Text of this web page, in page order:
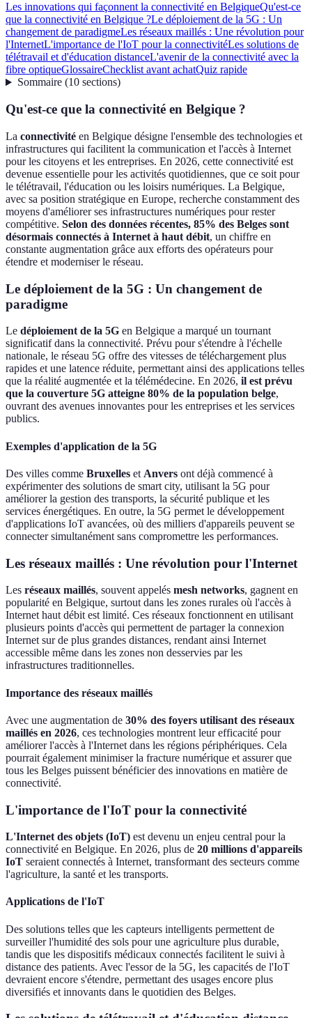
Les innovations qui façonnent la connectivité en BelgiqueQu'est-ce
que la connectivité en Belgique ?Le déploiement de la 5G : Un
changement de paradigmeLes réseaux maillés : Une révolution pour
l'InternetL'importance de l'IoT pour la connectivitéLes solutions de
télétravail et d'éducation distanceL'avenir de la connectivité avec la
fibre optiqueGlossaireChecklist avant achatQuiz rapide
Sommaire(10 sections)
Qu'est-ce que la connectivité en Belgique ?
La connectivité en Belgique désigne l'ensemble des technologies et
infrastructures qui facilitent la communication et l'accès à Internet
pour les citoyens et les entreprises. En 2026, cette connectivité est
devenue essentielle pour les activités quotidiennes, que ce soit pour
le télétravail, l'éducation ou les loisirs numériques. La Belgique,
avec sa position stratégique en Europe, recherche constamment des
moyens d'améliorer ses infrastructures numériques pour rester
compétitive. Selon des données récentes, 85% des Belges sont
désormais connectés à Internet à haut débit, un chiffre en
constante augmentation grâce aux efforts des opérateurs pour
étendre et moderniser le réseau.
Le déploiement de la 5G : Un changement de
paradigme
Le déploiement de la 5G en Belgique a marqué un tournant
significatif dans la connectivité. Prévu pour s'étendre à l'échelle
nationale, le réseau 5G offre des vitesses de téléchargement plus
rapides et une latence réduite, permettant ainsi des applications telles
que la réalité augmentée et la télémédecine. En 2026, il est prévu
que la couverture 5G atteigne 80% de la population belge,
ouvrant des avenues innovantes pour les entreprises et les services
publics.
Exemples d'application de la 5G
Des villes comme Bruxelles et Anvers ont déjà commencé à
expérimenter des solutions de smart city, utilisant la 5G pour
améliorer la gestion des transports, la sécurité publique et les
services énergétiques. En outre, la 5G permet le développement
d'applications IoT avancées, où des milliers d'appareils peuvent se
connecter simultanément sans compromettre les performances.
Les réseaux maillés : Une révolution pour l'Internet
Les réseaux maillés, souvent appelés mesh networks, gagnent en
popularité en Belgique, surtout dans les zones rurales où l'accès à
Internet haut débit est limité. Ces réseaux fonctionnent en utilisant
plusieurs points d'accès qui permettent de partager la connexion
Internet sur de plus grandes distances, rendant ainsi Internet
accessible même dans les zones non desservies par les
infrastructures traditionnelles.
Importance des réseaux maillés
Avec une augmentation de 30% des foyers utilisant des réseaux
maillés en 2026, ces technologies montrent leur efficacité pour
améliorer l'accès à l'Internet dans les régions périphériques. Cela
pourrait également minimiser la fracture numérique et assurer que
tous les Belges puissent bénéficier des innovations en matière de
connectivité.
L'importance de l'IoT pour la connectivité
L'Internet des objets (IoT) est devenu un enjeu central pour la
connectivité en Belgique. En 2026, plus de 20 millions d'appareils
IoT seraient connectés à Internet, transformant des secteurs comme
l'agriculture, la santé et les transports.
Applications de l'IoT
Des solutions telles que les capteurs intelligents permettent de
surveiller l'humidité des sols pour une agriculture plus durable,
tandis que les dispositifs médicaux connectés facilitent le suivi à
distance des patients. Avec l'essor de la 5G, les capacités de l'IoT
devraient encore s'étendre, permettant des usages encore plus
diversifiés et innovants dans le quotidien des Belges.